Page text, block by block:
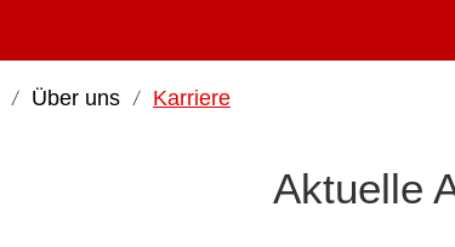
/ Über uns / Karriere
Aktuelle